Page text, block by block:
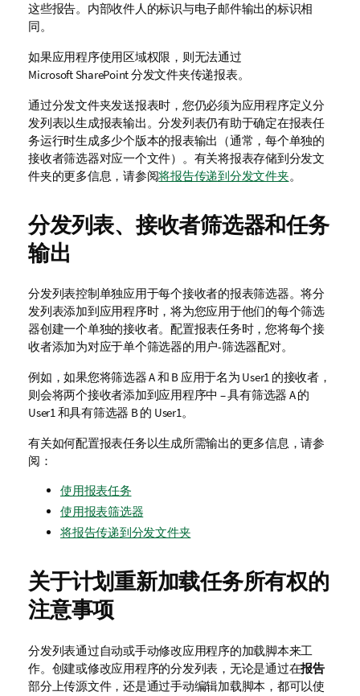
这些报告。内部收件人的标识与电子邮件输出的标识相
同。
如果应用程序使用区域权限，则无法通过
Microsoft SharePoint分发文件夹传递报表。
通过分发文件夹发送报表时，您仍必须为应用程序定义分
发列表以生成报表输出。分发列表仍有助于确定在报表任
务运行时生成多少个版本的报表输出（通常，每个单独的
接收者筛选器对应一个文件）。有关将报表存储到分发文
件夹的更多信息，请参阅将报告传递到分发文件夹。
分发列表、接收者筛选器和任务
输出
分发列表控制单独应用于每个接收者的报表筛选器。将分
发列表添加到应用程序时，将为您应用于他们的每个筛选
器创建一个单独的接收者。配置报表任务时，您将每个接
收者添加为对应于单个筛选器的用户-筛选器配对。
例如，如果您将筛选器 A 和 B 应用于名为 User1 的接收者，
则会将两个接收者添加到应用程序中 – 具有筛选器 A 的
User1 和具有筛选器 B 的 User1。
有关如何配置报表任务以生成所需输出的更多信息，请参
阅：
使用报表任务
使用报表筛选器
将报告传递到分发文件夹
关于计划重新加载任务所有权的
注意事项
分发列表通过自动或手动修改应用程序的加载脚本来工
作。创建或修改应用程序的分发列表 ，无论是通过在报告
部分上传源文件，还是通过手动编辑加载脚本，都可以使